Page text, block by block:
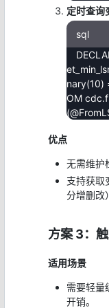
定时查询
sql
nary(10)
OM
优点
无需维护
支持获取
分增删改
方案 3：
适用场景
需要轻量
开销。